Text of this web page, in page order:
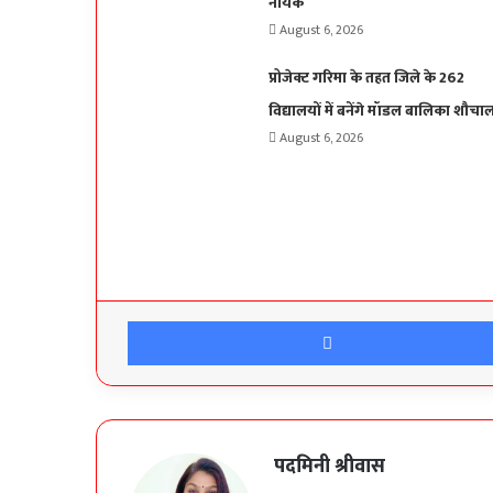
August 6, 2026
प्रोजेक्ट गरिमा के तहत जिले के 262
विद्यालयों में बनेंगे मॉडल बालिका
August 6, 2026
पदमिनी श्रीवास